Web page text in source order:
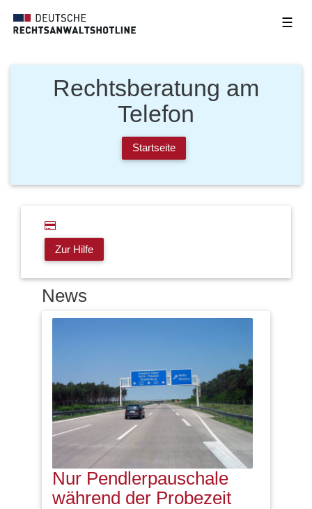
☰
Rechtsberatung am
Telefon
Startseite
Zur Hilfe
News
Nur Pendlerpauschale
während der Probezeit